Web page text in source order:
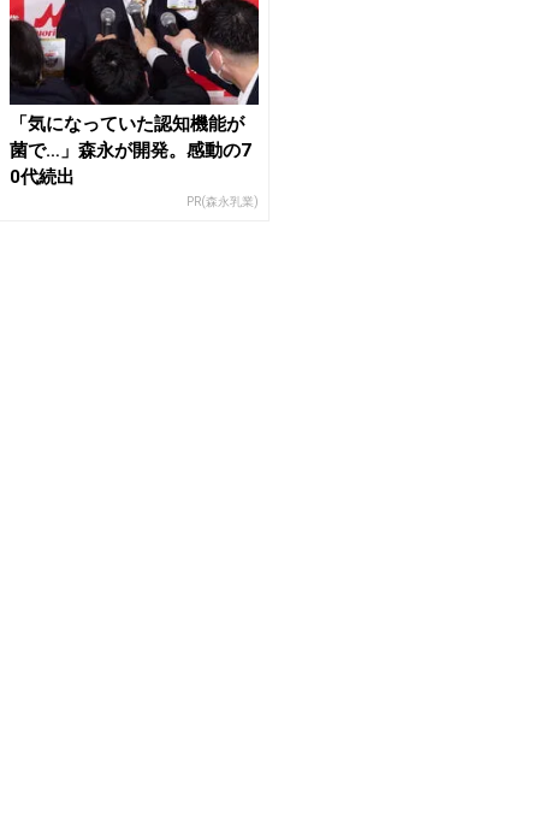
「気になっていた認知機能が
菌で…」森永が開発。感動の7
0代続出
PR(森永乳業)